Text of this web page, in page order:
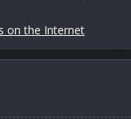
on the Internet